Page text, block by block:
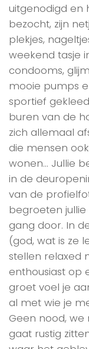
uitgenodigd en
bezocht, zijn
plekjes,
weekend tasje
condooms,
mooie pumps
sportief
buren van de
zich allemaal
die mensen
wonen… Jullie
in de
van de
begroeten
gang door. In
(god, wat is ze
stellen relaxed
enthousiast op
groet voel je
al met wie je
Geen nood,
gaat rustig